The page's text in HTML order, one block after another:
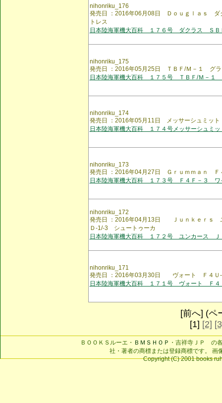
nihonriku_176
発売日 ：2016年06月08日 Ｄｏｕｇｌａｓ
トレス
日本陸海軍機大百科 １７６号 ダクラス ＳＢ
nihonriku_175
発売日 ：2016年05月25日 ＴＢＦ/Ｍ－１ グ
日本陸海軍機大百科 １７５号 ＴＢＦ/Ｍ－１
nihonriku_174
発売日 ：2016年05月11日 メッサーシュミッ
日本陸海軍機大百科 １７４号メッサーシュミ
nihonriku_173
発売日 ：2016年04月27日 Ｇｒｕｍｍａｎ Ｆ
日本陸海軍機大百科 １７３号 Ｆ４Ｆ－３ ワ
nihonriku_172
発売日 ：2016年04月13日 Ｊｕｎｋｅｒｓ
Ｄ-1/-3 シュートゥーカ
日本陸海軍機大百科 １７２号 ユンカース Ｊ
nihonriku_171
発売日 ：2016年03月30日 ヴォート Ｆ４Ｕ
日本陸海軍機大百科 １７１号 ヴォート Ｆ４
[前へ] (ペ
[1] [2]
ＢＯＯＫＳルーエ・ ＢＭＳＨＯＰ ・吉祥寺ＪＰ の
社・著者の商標または登録商標です。 画
Copyright (C) 2001 books